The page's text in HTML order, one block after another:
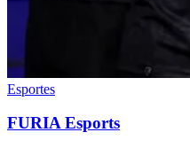
Esportes
FURIA Esports